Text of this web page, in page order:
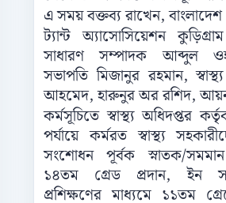
এ সময় বক্তব্য রাখেন,
ট্যান্ট অ্যাসোসিয়েশন
সাধারণ সম্পাদক আব্দুল
সভাপতি মিজানুর রহমান,
আহমেদ, হারুনুর অর রশিদ,
কর্মসূচিতে স্বাস্থ্য অধিদপ্তর
পর্যায়ে কর্মরত স্বাস্থ্য
সংশোধন পূর্বক স্নাতক/
১৪তম গ্রেড প্রদান, ইন
প্রশিক্ষণের মাধ্যমে ১১তম